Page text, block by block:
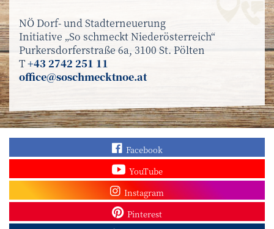
NÖ Dorf- und Stadterneuerung
Initiative „So schmeckt Niederösterreich“
Purkersdorferstraße 6a, 3100 St. Pölten
T+43 2742 251 11
office@soschmecktnoe.at
Finden Sie „So
Facebook
Sehen Sie mehr
YouTube
Besuchen Sie unser
Instagram
Sieh dir unsere Pins
Pinterest